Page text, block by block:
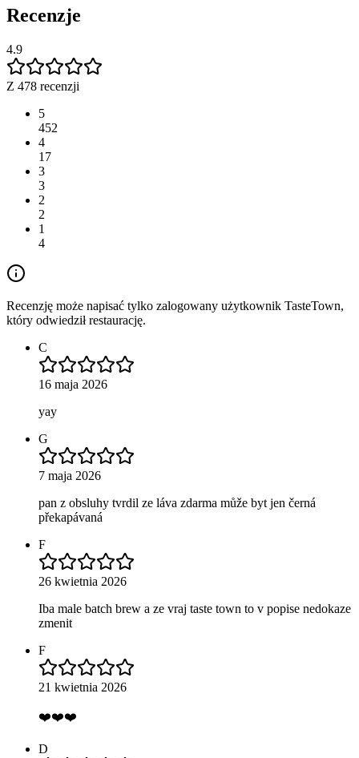
Recenzje
4.9
Z 478 recenzji
5
452
4
17
3
3
2
2
1
4
Recenzję może napisać tylko zalogowany użytkownik TasteTown,
który odwiedził restaurację.
C
16 maja 2026
yay
G
7 maja 2026
pan z obsluhy tvrdil ze láva zdarma může byt jen černá
překapávaná
F
26 kwietnia 2026
Iba male batch brew a ze vraj taste town to v popise nedokaze
zmenit
F
21 kwietnia 2026
❤️❤️❤️
D